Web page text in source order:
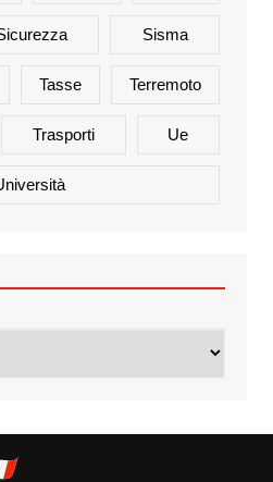
Sisma
Tasse Terremoto
Trasporti Ue